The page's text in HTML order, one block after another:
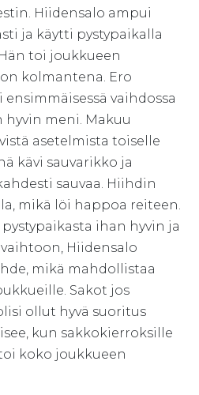
Hiidensalo ampui
ja käytti pystypaikalla
toi joukkueen
kolmantena. Ero
vaihdossa
hyvin meni. Makuu
asetelmista toiselle
kävi sauvarikko ja
sauvaa. Hiihdin
mikä löi happoa reiteen.
ihan hyvin ja
Hiidensalo
mikä mahdollistaa
Sakot jos
ollut hyvä suoritus
kun sakkokierroksille
koko joukkueen